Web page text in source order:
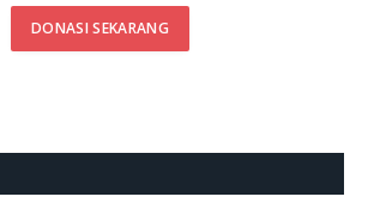
DONASI SEKARANG